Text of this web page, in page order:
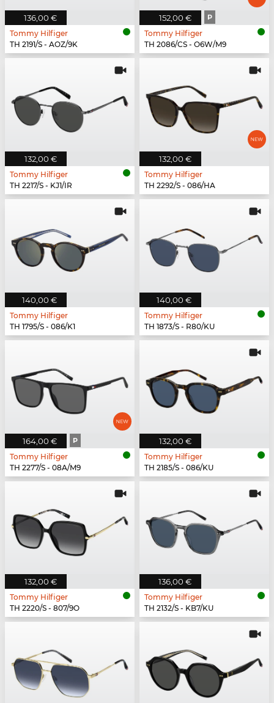
136,00 €
Tommy Hilfiger
TH 2191/S - AOZ/9K
152,00 € P
Tommy Hilfiger
TH 2086/CS - O6W/M9
132,00 €
Tommy Hilfiger
TH 2217/S - KJ1/IR
132,00 €
Tommy Hilfiger
TH 2292/S - 086/HA
140,00 €
Tommy Hilfiger
TH 1795/S - 086/K1
140,00 €
Tommy Hilfiger
TH 1873/S - R80/KU
164,00 € P
Tommy Hilfiger
TH 2277/S - 08A/M9
132,00 €
Tommy Hilfiger
TH 2185/S - 086/KU
132,00 €
Tommy Hilfiger
TH 2220/S - 807/9O
136,00 €
Tommy Hilfiger
TH 2132/S - KB7/KU